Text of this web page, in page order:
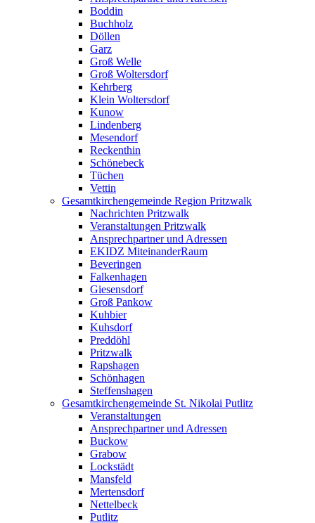
Boddin
Buchholz
Döllen
Garz
Groß Welle
Groß Woltersdorf
Kehrberg
Klein Woltersdorf
Kunow
Lindenberg
Mesendorf
Reckenthin
Schönebeck
Tüchen
Vettin
Gesamtkirchengemeinde Region Pritzwalk
Nachrichten Pritzwalk
Veranstaltungen Pritzwalk
Ansprechpartner und Adressen
EKIDZ MiteinanderRaum
Beveringen
Falkenhagen
Giesensdorf
Groß Pankow
Kuhbier
Kuhsdorf
Preddöhl
Pritzwalk
Rapshagen
Schönhagen
Steffenshagen
Gesamtkirchengemeinde St. Nikolai Putlitz
Veranstaltungen
Ansprechpartner und Adressen
Buckow
Grabow
Lockstädt
Mansfeld
Mertensdorf
Nettelbeck
Putlitz